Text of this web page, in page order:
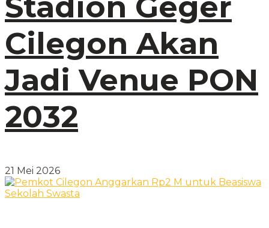
Cilegon Akan
Jadi Venue PON
2032
21 Mei 2026